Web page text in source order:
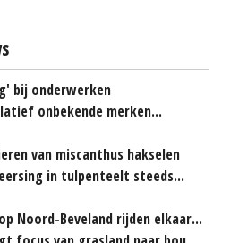
bij onderwerken
onbekende merken...
van miscanthus hakselen
in tulpenteelt steeds...
Noord-Beveland rijden elkaar...